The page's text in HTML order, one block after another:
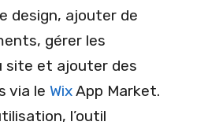
design, ajouter de
gérer les
site et ajouter des
via le WixApp Market.
l’outil